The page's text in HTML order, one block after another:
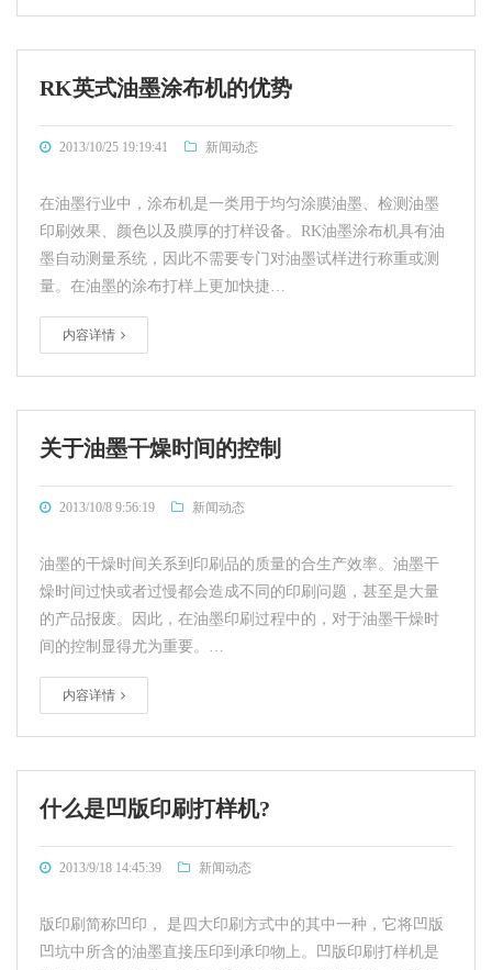
RK英式油墨涂布机的优势
2013/10/25 19:19:41 新闻动态
在油墨行业中，涂布机是一类用于均匀涂膜油墨、检测油墨
印刷效果、颜色以及膜厚的打样设备。RK油墨涂布机具有油
墨自动测量系统，因此不需要专门对油墨试样进行称重或测
量。在油墨的涂布打样上更加快捷…
内容详情
关于油墨干燥时间的控制
2013/10/8 9:56:19 新闻动态
油墨的干燥时间关系到印刷品的质量的合生产效率。油墨干
燥时间过快或者过慢都会造成不同的印刷问题，甚至是大量
的产品报废。因此，在油墨印刷过程中的，对于油墨干燥时
间的控制显得尤为重要。…
内容详情
什么是凹版印刷打样机?
2013/9/18 14:45:39 新闻动态
版印刷简称凹印， 是四大印刷方式中的其中一种，它将凹版
凹坑中所含的油墨直接压印到承印物上。凹版印刷打样机是